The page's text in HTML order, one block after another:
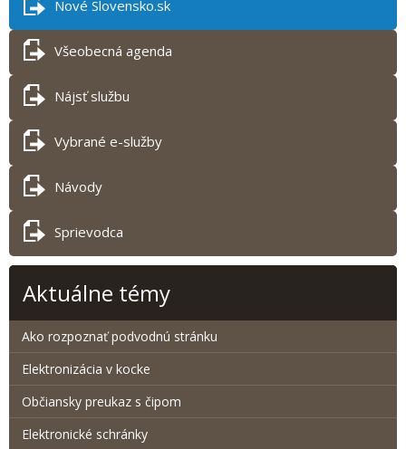
Nové Slovensko.sk
Všeobecná agenda
Nájsť službu
Vybrané e-služby
Návody
Sprievodca
Aktuálne témy
Ako rozpoznať podvodnú stránku
Elektronizácia v kocke
Občiansky preukaz s čipom
Elektronické schránky